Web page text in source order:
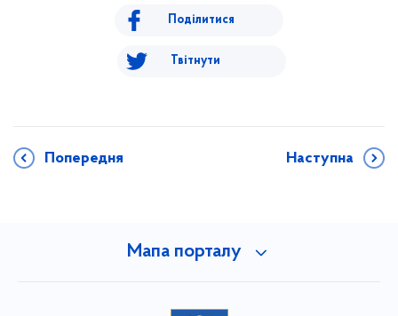
Поділитися
Твітнути
Попередня Наступна
Мапа порталу